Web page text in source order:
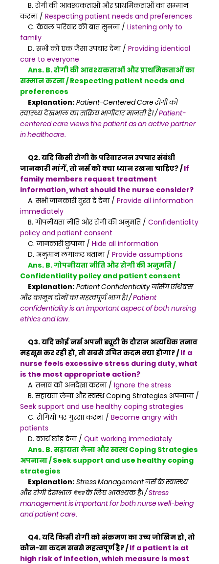
B. रोगी की आवश्यकताओं और प्राथमिकताओं का सम्मान
करना / Respecting patient needs and preferences
C. केवल परिवार की बात सुनना / Listening only to
family
D. सभी को एक जैसा उपचार देना / Providing identical
care to everyone
Ans. B. रोगी की आवश्यकताओं और प्राथमिकताओं का
सम्मान करना / Respecting patient needs and
preferences
Explanation: Patient-Centered Care रोगी को
स्वास्थ्य देखभाल का सक्रिय भागीदार मानती है। /Patient-
centered care views the patient as an active partner
in healthcare.
Q2. यदि किसी रोगी के परिवारजन उपचार संबंधी
जानकारी मांगें, तो नर्स को क्या ध्यान रखना चाहिए? /If
family members request treatment
information, what should the nurse consider?
A. सभी जानकारी तुरंत दे देना / Provide all information
immediately
B. गोपनीयता नीति और रोगी की अनुमति / Confidentiality
policy and patient consent
C. जानकारी छुपाना / Hide all information
D. अनुमान लगाकर बताना / Provide assumptions
Ans. B. गोपनीयता नीति और रोगी की अनुमति /
Confidentiality policy and patient consent
Explanation: Patient Confidentiality नर्सिंग एथिक्स
और कानून दोनों का महत्वपूर्ण भाग है। /Patient
confidentiality is an important aspect of both nursing
ethics and law.
Q3. यदि कोई नर्स अपनी ड्यूटी के दौरान अत्यधिक तनाव
महसूस कर रही हो, तो सबसे उचित कदम क्या होगा? /If a
nurse feels excessive stress during duty, what
is the most appropriate action?
A. तनाव को अनदेखा करना / Ignore the stress
B. सहायता लेना और स्वस्थ Coping Strategies अपनाना /
Seek support and use healthy coping strategies
C. रोगियों पर गुस्सा करना / Become angry with
patients
D. कार्य छोड़ देना / Quit working immediately
Ans. B. सहायता लेना और स्वस्थ Coping Strategies
अपनाना / Seek support and use healthy coping
strategies
Explanation: Stress Management नर्स के स्वास्थ्य
और रोगी देखभाल উভয় के लिए आवश्यक है। /Stress
management is important for both nurse well-being
and patient care.
Q4. यदि किसी रोगी को संक्रमण का उच्च जोखिम हो, तो
कौन-सा कदम सबसे महत्वपूर्ण है? /If a patient is at
high risk of infection, which measure is most